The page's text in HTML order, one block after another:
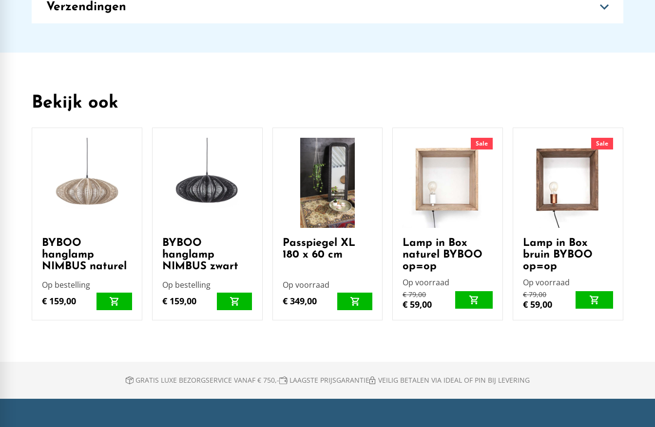
Verzendingen
Bekijk ook
BYBOO
hanglamp
NIMBUS naturel
Op bestelling
€ 159,00
BYBOO
hanglamp
NIMBUS zwart
Op bestelling
€ 159,00
Passpiegel XL
180 x 60 cm
Op voorraad
€ 349,00
Sale
Lamp in Box
naturel BYBOO
op=op
Op voorraad
€ 79,00
€ 59,00
Sale
Lamp in Box
bruin BYBOO
op=op
Op voorraad
€ 79,00
€ 59,00
GRATIS LUXE BEZORGSERVICE VANAF € 750,- LAAGSTE PRIJSGARANTIE VEILIG BETALEN VIA IDEAL OF PIN BIJ LEVERING